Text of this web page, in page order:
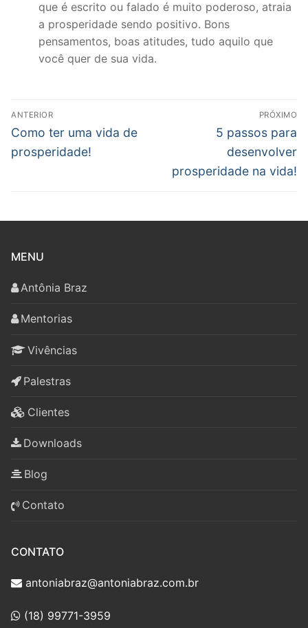
que é escrito ou falado é muito poderoso, atraia
a prosperidade sendo positivo. Bons
pensamentos, boas atitudes, tudo aquilo que
você quer de sua vida.
Navegação
de
Post
ANTERIOR
Post
anterior:
Como ter uma vida de
prosperidade!
PRÓXIMO
Próximo
post:
5 passos para
desenvolver
prosperidade na vida!
MENU
Antônia Braz
Mentorias
Vivências
Palestras
Clientes
Downloads
Blog
Contato
CONTATO
antoniabraz@antoniabraz.com.br
(18) 99771-3959